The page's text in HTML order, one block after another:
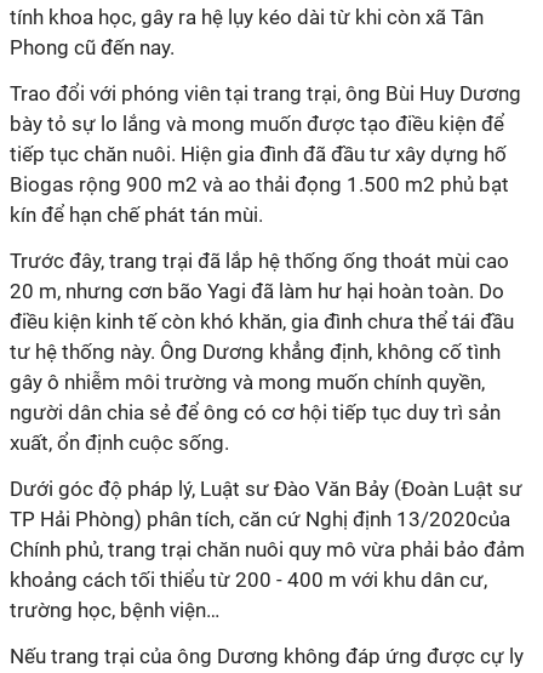
tính khoa học, gây ra hệ lụy kéo dài từ khi còn xã Tân
Phong cũ đến nay.
Trao đổi với phóng viên tại trang trại, ông Bùi Huy Dương
bày tỏ sự lo lắng và mong muốn được tạo điều kiện để
tiếp tục chăn nuôi. Hiện gia đình đã đầu tư xây dựng hố
Biogas rộng 900 m2 và ao thải đọng 1.500 m2 phủ bạt
kín để hạn chế phát tán mùi.
Trước đây, trang trại đã lắp hệ thống ống thoát mùi cao
20 m, nhưng cơn bão Yagi đã làm hư hại hoàn toàn. Do
điều kiện kinh tế còn khó khăn, gia đình chưa thể tái đầu
tư hệ thống này. Ông Dương khẳng định, không cố tình
gây ô nhiễm môi trường và mong muốn chính quyền,
người dân chia sẻ để ông có cơ hội tiếp tục duy trì sản
xuất, ổn định cuộc sống.
Dưới góc độ pháp lý, Luật sư Đào Văn Bảy (Đoàn Luật sư
TP Hải Phòng) phân tích, căn cứ Nghị định 13/2020của
Chính phủ, trang trại chăn nuôi quy mô vừa phải bảo đảm
khoảng cách tối thiểu từ 200 - 400 m với khu dân cư,
trường học, bệnh viện…
Nếu trang trại của ông Dương không đáp ứng được cự ly